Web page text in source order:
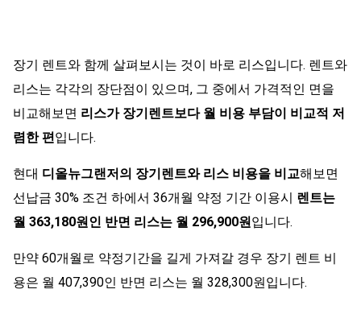
장기 렌트와 함께 살펴보시는 것이 바로 리스입니다. 렌트와
리스는 각각의 장단점이 있으며, 그 중에서 가격적인 면을
비교해보면 리스가 장기렌트보다 월 비용 부담이 비교적 저
렴한 편입니다.
현대 디올뉴그랜저의 장기렌트와 리스 비용을 비교해보면
선납금 30% 조건 하에서 36개월 약정 기간 이용시 렌트는
월 363,180원인 반면 리스는 월 296,900원입니다.
만약 60개월로 약정기간을 길게 가져갈 경우 장기 렌트 비
용은 월 407,390인 반면 리스는 월 328,300원입니다.